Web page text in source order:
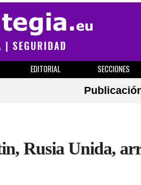
EDITORIAL SECCIONES
Rusia Unida,